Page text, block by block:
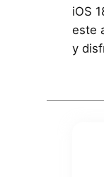
iOS
este
y